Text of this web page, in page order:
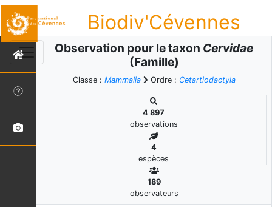
Biodiv'Cévennes
Observation pour le taxon Cervidae
(Famille)
Classe : Mammalia Ordre : Cetartiodactyla
4 897
observations
4
espèces
189
observateurs